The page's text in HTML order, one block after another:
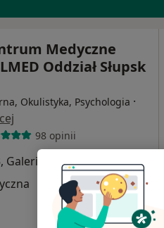
Medyczne
Oddział Słupsk
Okulistyka, Psychologia ·
98 opinii
Juliana Tuwima 32-33, Galeria Słupsk - poziom 1, Słupsk •Mapa
240 zł